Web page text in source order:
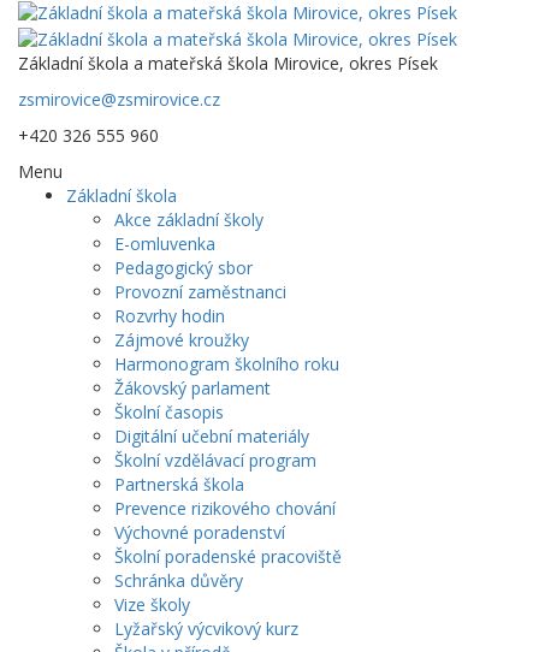
Základní škola a mateřská škola Mirovice, okres Písek
zsmirovice@zsmirovice.cz
+420 326 555 960
Menu
Základní škola
Akce základní školy
E-omluvenka
Pedagogický sbor
Provozní zaměstnanci
Rozvrhy hodin
Zájmové kroužky
Harmonogram školního roku
Žákovský parlament
Školní časopis
Digitální učební materiály
Školní vzdělávací program
Partnerská škola
Prevence rizikového chování
Výchovné poradenství
Školní poradenské pracoviště
Schránka důvěry
Vize školy
Lyžařský výcvikový kurz